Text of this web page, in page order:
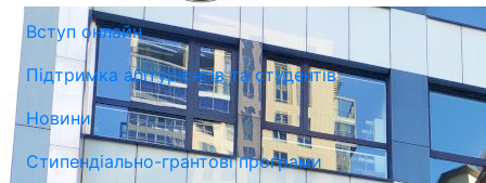
Вступ онлайн
Підтримка абітурієнтів та студентів
Новини
Стипендіально-грантові програми